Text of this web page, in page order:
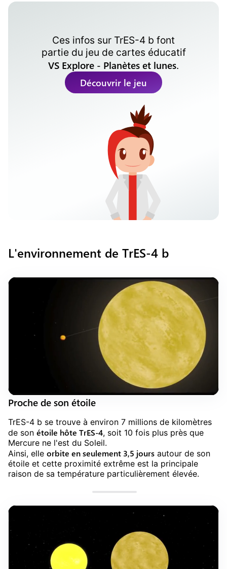
Ces infos sur TrES-4 b font
partie du jeu de cartes éducatif
VS Explore - Planètes et lunes.
Découvrir le jeu
L'environnement de TrES-4 b
Proche de son étoile
TrES-4 b se trouve à environ 7 millions de kilomètres
de son étoile hôte TrES-4, soit 10 fois plus près que
Mercure ne l'est du Soleil.
Ainsi, elle orbite en seulement 3,5 jours autour de son
étoile et cette proximité extrême est la principale
raison de sa température particulièrement élevée.